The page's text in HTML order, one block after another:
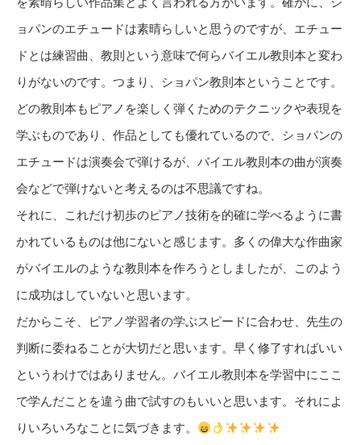
ョパンのエチュードは素晴らしいと思うのですが、エチュー
ドとは練習曲、教則という意味で何らバイエル教則本と変わ
りがないのです。つまり、ショパン教則本ということです。
どの教則本もピアノを楽しく弾くためのテクニックや表現を
学ぶものであり、作品としても優れているので、ショパンの
エチュードは演奏会で弾けるが、バイエル教則本の曲が演奏
会などで弾けないと考えるのは不思議ですね。
それに、これだけ初歩のピアノ技術を的確に学べるように書
かれているものは他にないと感じます。多くの偉大な作曲家
がバイエルのような教則本を作ろうとしましたが、このよう
に成功はしていないと思います。
だからこそ、ピアノ学習者の学ぶスピードに合わせ、先生の
判断に委ねることが大切だと思います。早く修了すればいい
というわけではありません。バイエル教則本を学習中にここ
で学んだことを違う曲で試すのもいいと思います。それによ
りいろいろなことに気づきます。